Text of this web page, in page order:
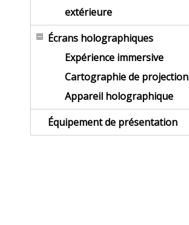
extérieure
Écrans holographiques
Expérience immersive
Cartographie de projection
Appareil holographique
Équipement de présentation